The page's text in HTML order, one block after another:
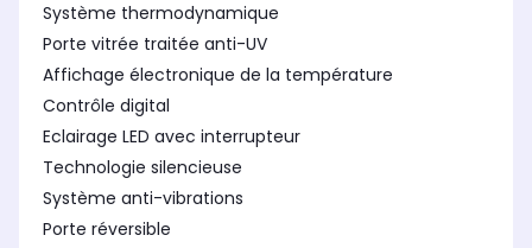
Système thermodynamique
Porte vitrée traitée anti-UV
Affichage électronique de la température
Contrôle digital
Eclairage LED avec interrupteur
Technologie silencieuse
Système anti-vibrations
Porte réversible